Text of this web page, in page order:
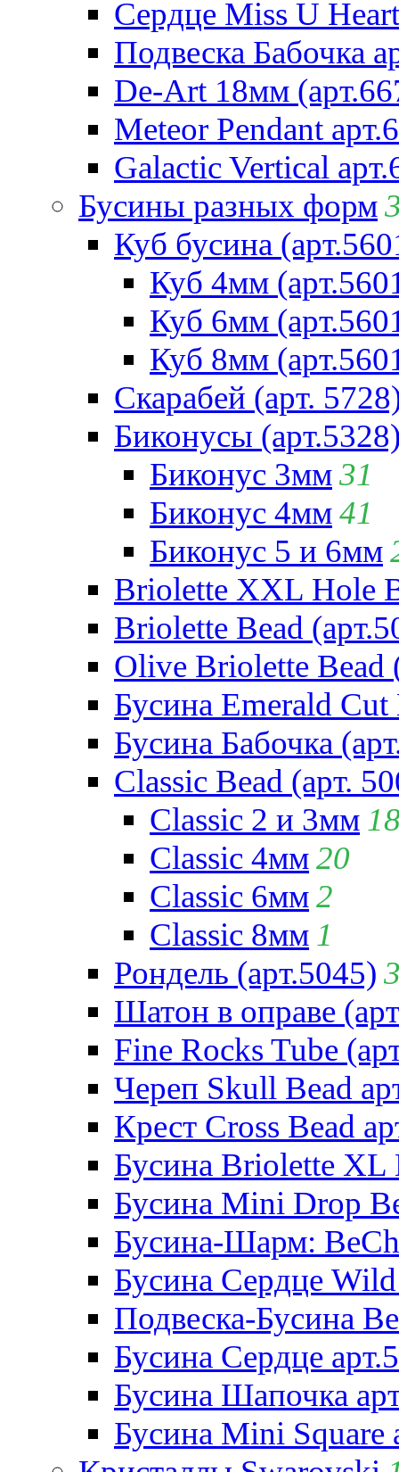
Сердце Miss U
Подвеска Бабочка
De-Art 18мм
Meteor Pendant
Galactic Vertical
Бусины разных форм
Куб бусина
Куб 4мм
Куб 6мм
Куб 8мм
Скарабей (арт.
Биконусы
Биконус 3мм31
Биконус 4мм41
Биконус 5 и 6мм
Briolette XXL Hole
Briolette Bead
Olive Briolette Bead
Бусина Emerald Cut
Бусина Бабочка
Classic Bead (арт.
Classic 2 и 3мм
Classic 4мм20
Classic 6мм2
Classic 8мм 1
Рондель (арт.5045)
Шатон в оправе
Fine Rocks Tube
Череп Skull Bead
Крест Cross Bead
Бусина Briolette XL
Бусина Mini Drop
Бусина-Шарм:
Бусина Сердце
Подвеска-Бусина
Бусина Сердце
Бусина Шапочка
Бусина Mini Square